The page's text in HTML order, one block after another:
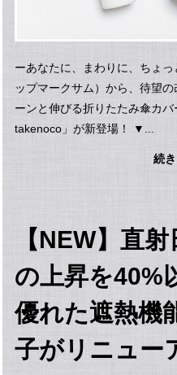
ーあなたに、まわりに、ちょ
ップマークサム）から、待望
ーンと伸びる折りたたみ傘カ
takenoco」が新登場！ ▼...
続
【NEW】直
の上昇を40%
優れた遮熱機
子がリニュー